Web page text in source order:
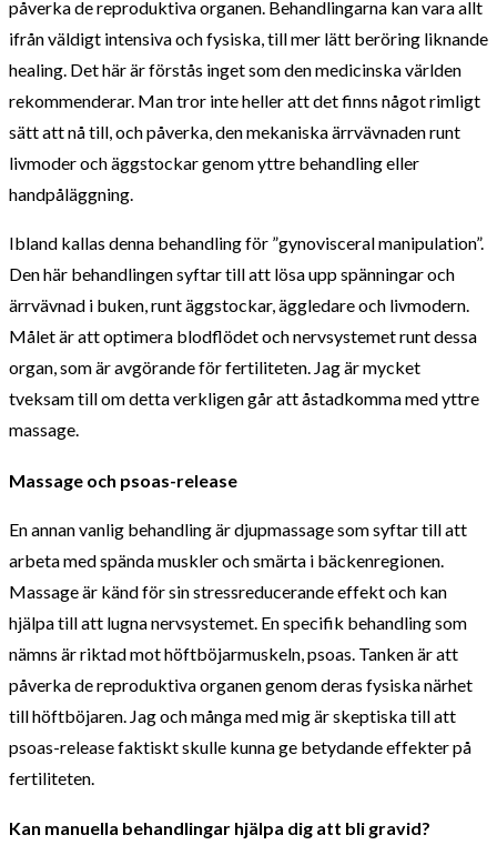
påverka de reproduktiva organen. Behandlingarna kan vara allt
ifrån väldigt intensiva och fysiska, till mer lätt beröring liknande
healing. Det här är förstås inget som den medicinska världen
rekommenderar. Man tror inte heller att det finns något rimligt
sätt att nå till, och påverka, den mekaniska ärrvävnaden runt
livmoder och äggstockar genom yttre behandling eller
handpåläggning.
Ibland kallas denna behandling för ”gynovisceral manipulation”.
Den här behandlingen syftar till att lösa upp spänningar och
ärrvävnad i buken, runt äggstockar, äggledare och livmodern.
Målet är att optimera blodflödet och nervsystemet runt dessa
organ, som är avgörande för fertiliteten. Jag är mycket
tveksam till om detta verkligen går att åstadkomma med yttre
massage.
Massage och psoas-release
En annan vanlig behandling är djupmassage som syftar till att
arbeta med spända muskler och smärta i bäckenregionen.
Massage är känd för sin stressreducerande effekt och kan
hjälpa till att lugna nervsystemet. En specifik behandling som
nämns är riktad mot höftböjarmuskeln, psoas. Tanken är att
påverka de reproduktiva organen genom deras fysiska närhet
till höftböjaren. Jag och många med mig är skeptiska till att
psoas-release faktiskt skulle kunna ge betydande effekter på
fertiliteten.
Kan manuella behandlingar hjälpa dig att bli gravid?